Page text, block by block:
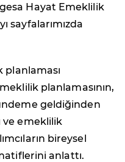
Hayat Emeklilik
sayfalarımızda
planlaması
planlamasının,
geldiğinden
ve emeklilik
bireysel
anlattı.